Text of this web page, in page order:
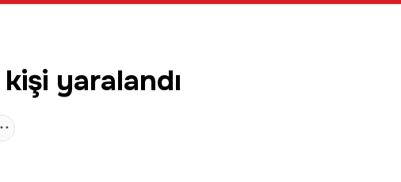
yaralandı